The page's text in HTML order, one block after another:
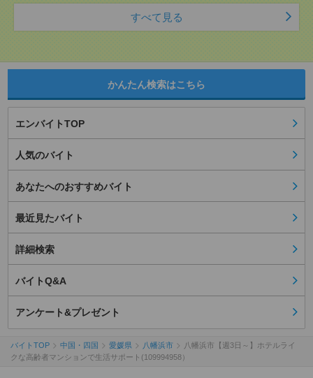
すべて見る
かんたん検索はこちら
エンバイトTOP
人気のバイト
あなたへのおすすめバイト
最近見たバイト
詳細検索
バイトQ&A
アンケート&プレゼント
バイトTOP 中国・四国 愛媛県 八幡浜市
八幡浜市【週3日～】ホテルライ
クな高齢者マンションで生活サポート(109994958）